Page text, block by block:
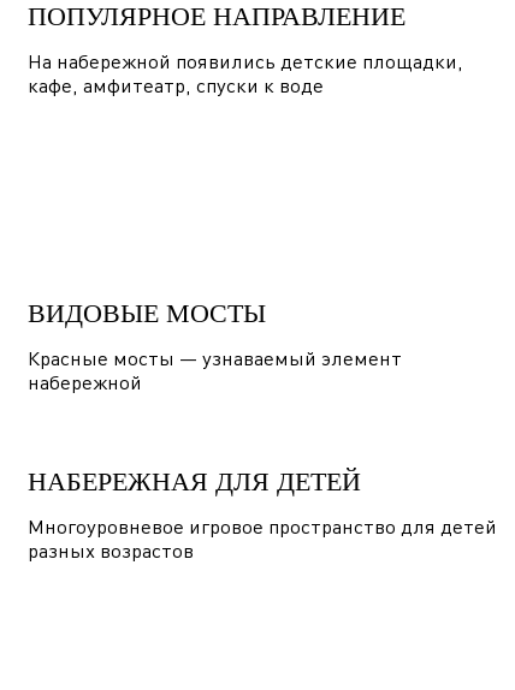
ПОПУЛЯРНОЕ НАПРАВЛЕНИЕ
На набережной появились детские площадки,
кафе, амфитеатр, спуски к воде
ВИДОВЫЕ МОСТЫ
Красные мосты — узнаваемый элемент
набережной
НАБЕРЕЖНАЯ ДЛЯ ДЕТЕЙ
Многоуровневое игровое пространство для детей
разных возрастов